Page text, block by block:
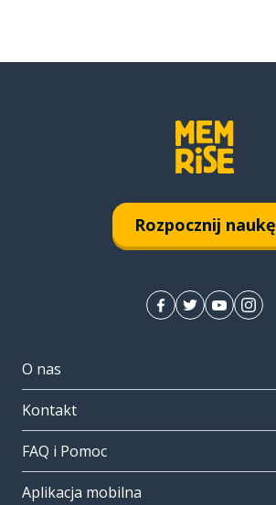
Rozpocznij naukę
O nas
Kontakt
FAQ i Pomoc
Aplikacja mobilna